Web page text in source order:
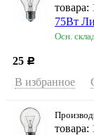
товара:
75Вт
Осн.
25 Р
В избранное
товара: